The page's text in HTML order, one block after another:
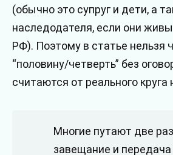
(обычно это супруг и дети, а
наследодателя, если они
РФ). Поэтому в статье нельзя
“половину/четверть” без
считаются от реального круга
Многие путают две
завещание и